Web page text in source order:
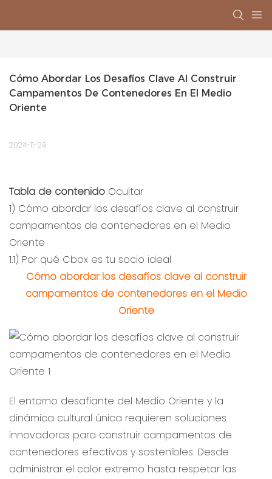
Cómo Abordar Los Desafíos Clave Al Construir
Campamentos De Contenedores En El Medio
Oriente
2024-11-29
Tabla de contenido Ocultar
1) Cómo abordar los desafíos clave al construir
campamentos de contenedores en el Medio
Oriente
1.1) Por qué Cbox es tu socio ideal
Cómo abordar los desafíos clave al construir
campamentos de contenedores en el Medio
Oriente
El entorno desafiante del Medio Oriente y la
dinámica cultural única requieren soluciones
innovadoras para construir campamentos de
contenedores efectivos y sostenibles. Desde
administrar el calor extremo hasta respetar las